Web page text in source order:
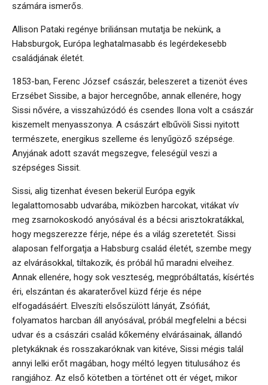
számára ismerős.
Allison Pataki regénye briliánsan mutatja be nekünk, a
Habsburgok, Európa leghatalmasabb és legérdekesebb
családjának életét.
1853-ban, Ferenc József császár, beleszeret a tizenöt éves
Erzsébet Sissibe, a bajor hercegnőbe, annak ellenére, hogy
Sissi nővére, a visszahúzódó és csendes Ilona volt a császár
kiszemelt menyasszonya. A császárt elbűvöli Sissi nyitott
természete, energikus szelleme és lenyűgöző szépsége.
Anyjának adott szavát megszegve, feleségül veszi a
szépséges Sissit.
Sissi, alig tizenhat évesen bekerül Európa egyik
legalattomosabb udvarába, miközben harcokat, vitákat vív
meg zsarnokoskodó anyósával és a bécsi arisztokratákkal,
hogy megszerezze férje, népe és a világ szeretetét. Sissi
alaposan felforgatja a Habsburg család életét, szembe megy
az elvárásokkal, tiltakozik, és próbál hű maradni elveihez.
Annak ellenére, hogy sok veszteség, megpróbáltatás, kísértés
éri, elszántan és akaraterővel küzd férje és népe
elfogadásáért. Elveszíti elsőszülött lányát, Zsófiát,
folyamatos harcban áll anyósával, próbál megfelelni a bécsi
udvar és a császári család kőkemény elvárásainak, állandó
pletykáknak és rosszakaróknak van kitéve, Sissi mégis talál
annyi lelki erőt magában, hogy méltó legyen titulusához és
rangjához. Az első kötetben a történet ott ér véget, mikor